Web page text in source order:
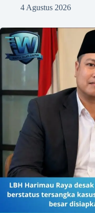
4 Agustus 2026